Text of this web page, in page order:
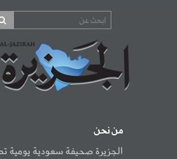
من نحن
الجزيرة صحيفة سعودية يومية